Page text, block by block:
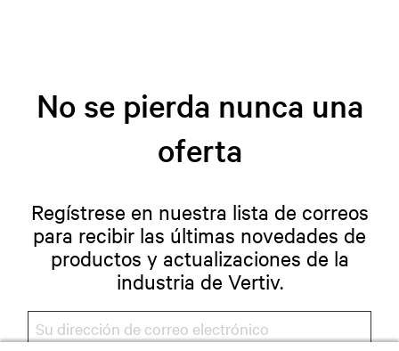
No se pierda nunca una
oferta
Regístrese en nuestra lista de correos
para recibir las últimas novedades de
productos y actualizaciones de la
industria de Vertiv.